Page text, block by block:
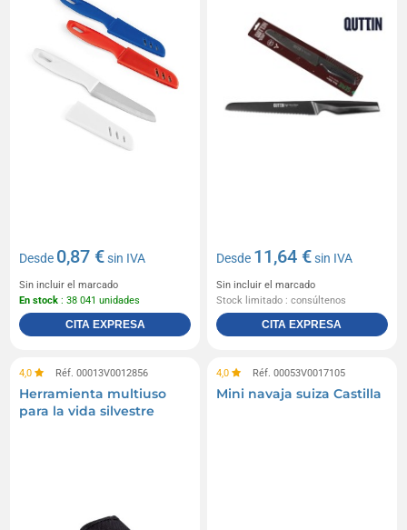
Desde 0,87 €sin IVA
Sin incluir el marcado
En stock : 38 041 unidades
CITA EXPRESA
Desde 11,64 €sin IVA
Sin incluir el marcado
Stock limitado : consúltenos
CITA EXPRESA
4,0 Réf. 00013V0012856
Herramienta multiuso
para la vida silvestre
4,0 Réf. 00053V0017105
Mini navaja suiza Castilla